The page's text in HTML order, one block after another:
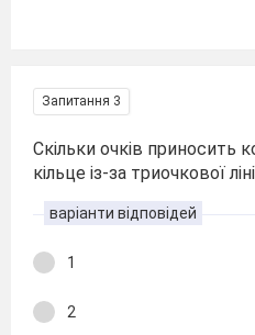
Запитання 3
Скільки очків приносить
кільце із-за триочкової
варіанти відповідей
1
2